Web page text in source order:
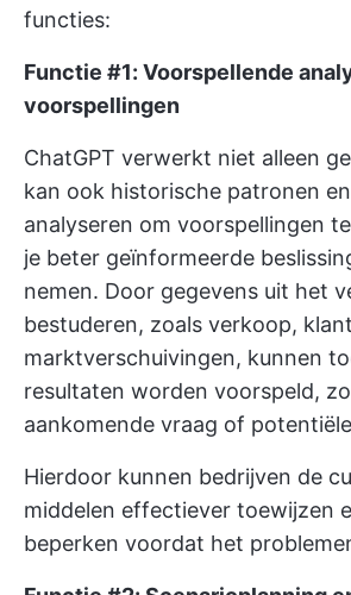
functies:
Functie #1: Voorspellende
voorspellingen
ChatGPT verwerkt niet alleen
kan ook historische patronen
analyseren om voorspellingen
je beter geïnformeerde
nemen. Door gegevens uit het
bestuderen, zoals verkoop,
marktverschuivingen, kunnen
resultaten worden voorspeld,
aankomende vraag of
Hierdoor kunnen bedrijven de
middelen effectiever toewijzen
beperken voordat het